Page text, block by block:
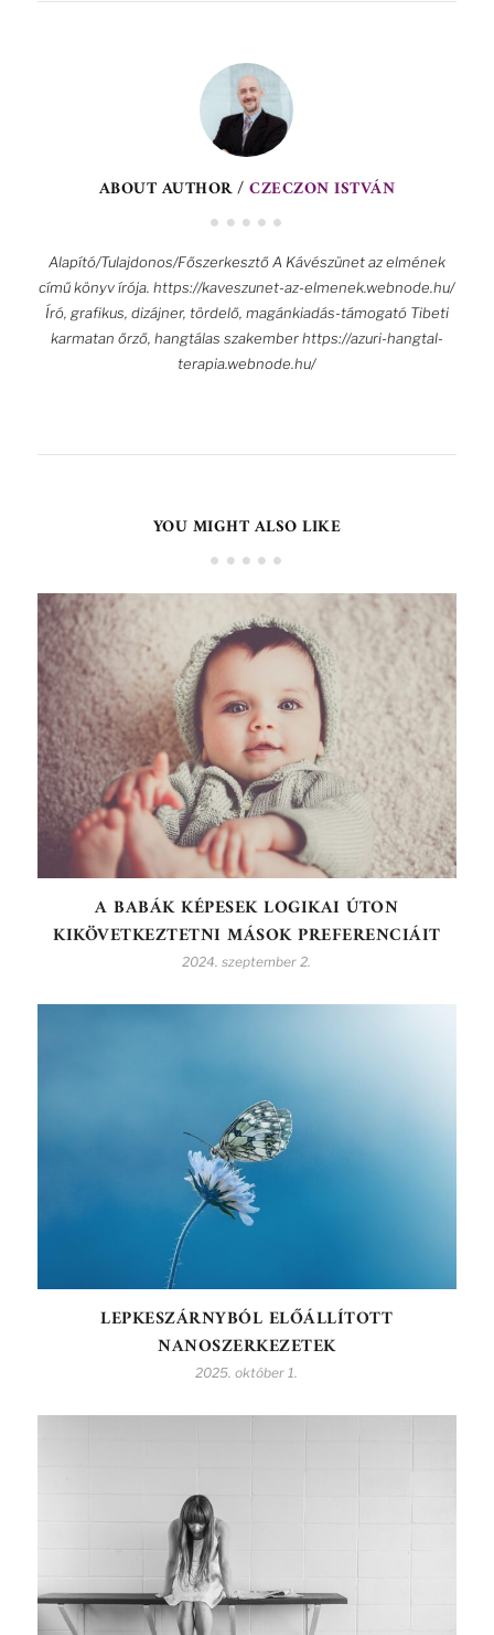
ABOUT AUTHOR /CZECZON ISTVÁN
Alapító/Tulajdonos/Főszerkesztő A Kávészünet az elmének
című könyv írója. https://kaveszunet-az-elmenek.webnode.hu/
Író, grafikus, dizájner, tördelő, magánkiadás-támogató Tibeti
karmatan őrző, hangtálas szakember https://azuri-hangtal-
terapia.webnode.hu/
YOU MIGHT ALSO LIKE
A BABÁK KÉPESEK LOGIKAI ÚTON
KIKÖVETKEZTETNI MÁSOK PREFERENCIÁIT
2024. szeptember 2.
LEPKESZÁRNYBÓL ELŐÁLLÍTOTT
NANOSZERKEZETEK
2025. október 1.